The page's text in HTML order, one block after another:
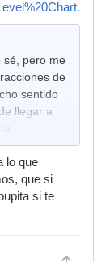
sé, pero me
de
sentido
llegar a
lo que
que si
si te